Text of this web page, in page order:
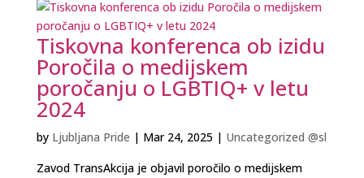
Tiskovna konferenca ob izidu
Poročila o medijskem
poročanju o LGBTIQ+ v letu
2024
by Ljubljana Pride | Mar 24, 2025 | Uncategorized @sl
Zavod TransAkcija je objavil poročilo o medijskem